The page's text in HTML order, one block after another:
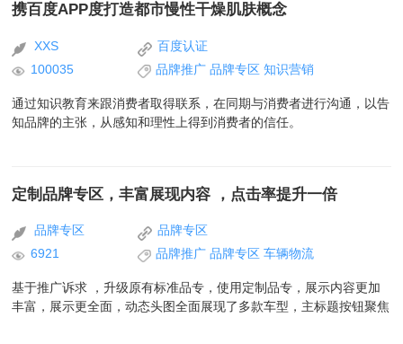
携百度APP度打造都市慢性干燥肌肤概念
XXS
百度认证
100035
品牌推广 品牌专区 知识营销
通过知识教育来跟消费者取得联系，在同期与消费者进行沟通，以告
知品牌的主张，从感知和理性上得到消费者的信任。
定制品牌专区，丰富展现内容 ，点击率提升一倍
品牌专区
品牌专区
6921
品牌推广 品牌专区 车辆物流
基于推广诉求 ，升级原有标准品专，使用定制品专，展示内容更加
丰富，展示更全面，动态头图全面展现了多款车型，主标题按钮聚焦